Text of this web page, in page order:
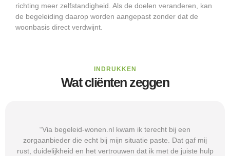
richting meer zelfstandigheid. Als de doelen veranderen, kan
de begeleiding daarop worden aangepast zonder dat de
woonbasis direct verdwijnt.
INDRUKKEN
Wat cliënten zeggen
“Via begeleid-wonen.nl kwam ik terecht bij een
zorgaanbieder die echt bij mijn situatie paste. Dat gaf mij
rust, duidelijkheid en het vertrouwen dat ik met de juiste hulp